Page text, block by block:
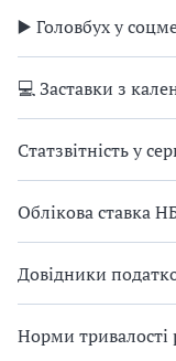
▶️ Головбух у
💻 Заставки з
Статзвітність у
Облікова ставка
Довідники
Норми тривалості